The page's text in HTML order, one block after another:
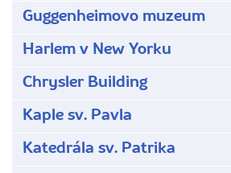
Guggenheimovo muzeum
Harlem v New Yorku
Chrysler Building
Kaple sv. Pavla
Katedrála sv. Patrika